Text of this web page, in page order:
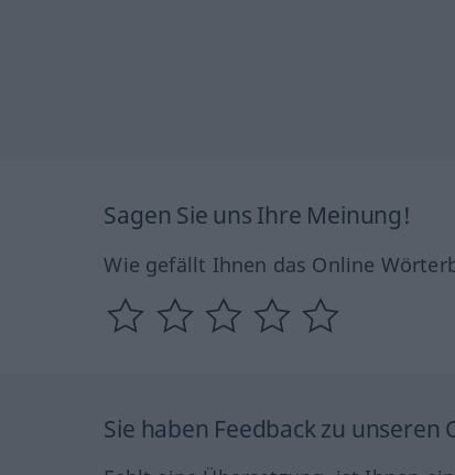
Sagen Sie uns Ihre Meinung!
Wie gefällt Ihnen das Online
Sie haben Feedback zu